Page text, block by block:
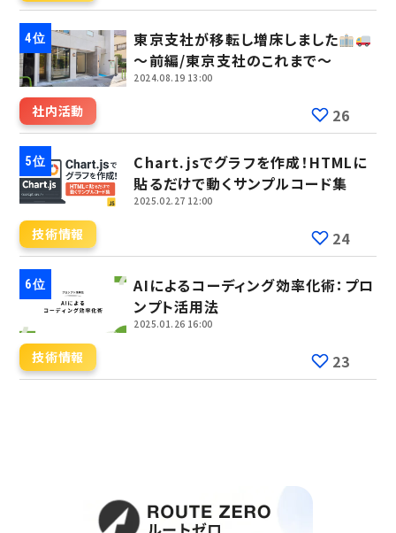
東京支社が移転し増床しました
～前編/東京支社のこれまで～
2024.08.19 13:00
社内活動 26
Chart.jsでグラフを作成！HTMLに
貼るだけで動くサンプルコード集
2025.02.27 12:00
技術情報 24
AIによるコーディング効率化術：プロ
ンプト活用法
2025.01.26 16:00
技術情報 23